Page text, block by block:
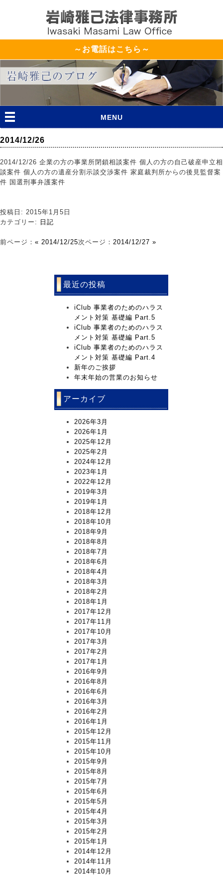
～お電話はこちら～
MENU
2014/12/26
2014/12/26 企業の方の事業所閉鎖相談案件 個人の方の自己破産申立相
談案件 個人の方の遺産分割示談交渉案件 家庭裁判所からの後見監督案
件 国選刑事弁護案件
投稿日: 2015年1月5日
カテゴリー: 日記
前ページ： « 2014/12/25次ページ： 2014/12/27 »
最近の投稿
iClub 事業者のためのハラス
メント対策 基礎編 Part.5
iClub 事業者のためのハラス
メント対策 基礎編 Part.5
iClub 事業者のためのハラス
メント対策 基礎編 Part.4
新年のご挨拶
年末年始の営業のお知らせ
アーカイブ
2026年3月
2026年1月
2025年12月
2025年2月
2024年12月
2023年1月
2022年12月
2019年3月
2019年1月
2018年12月
2018年10月
2018年9月
2018年8月
2018年7月
2018年6月
2018年4月
2018年3月
2018年2月
2018年1月
2017年12月
2017年11月
2017年10月
2017年3月
2017年2月
2017年1月
2016年9月
2016年8月
2016年6月
2016年3月
2016年2月
2016年1月
2015年12月
2015年11月
2015年10月
2015年9月
2015年8月
2015年7月
2015年6月
2015年5月
2015年4月
2015年3月
2015年2月
2015年1月
2014年12月
2014年11月
2014年10月